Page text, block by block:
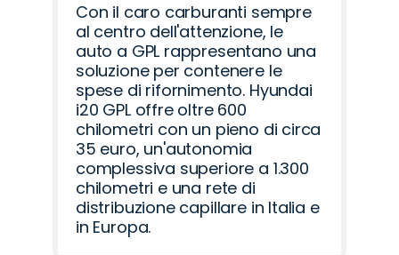
Con il caro carburanti sempre
al centro dell'attenzione, le
auto a GPL rappresentano una
soluzione per contenere le
spese di rifornimento. Hyundai
i20 GPL offre oltre 600
chilometri con un pieno di circa
35 euro, un'autonomia
complessiva superiore a 1.300
chilometri e una rete di
distribuzione capillare in Italia e
in Europa.